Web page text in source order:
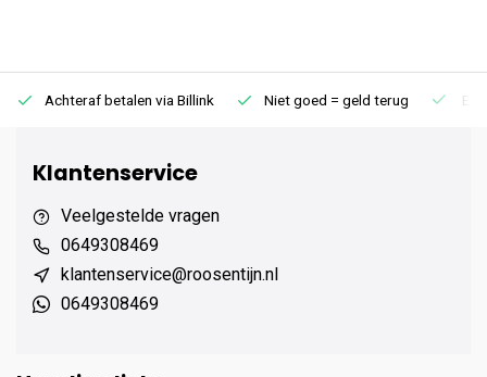
Achteraf betalen via Billink Niet goed = geld terug
Klantenservice
Veelgestelde vragen
0649308469
klantenservice@roosentijn.nl
0649308469